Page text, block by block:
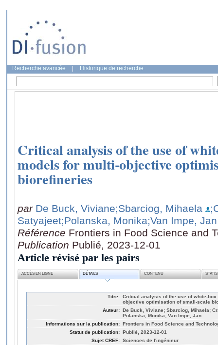
Recherche avancée Historique de recherche
Critical analysis of the use of
models for multi-objective
biorefineries
par De Buck, Viviane;Sbarciog, Mihaela
Satyajeet;Polanska, Monika;Van Impe, Jan
Référence Frontiers in Food Science and
Publication Publié, 2023-12-01
Article révisé par les pairs
ACCÈS EN LIGNE DÉTAILS CONTENU
Titre: Critical analysis of the use of white-
objective optimisation of small-scale
Auteur: De Buck, Viviane; Sbarciog, Mihaela;
Polanska, Monika; Van Impe, Jan
Informations sur la publication: Frontiers in Food Science and
Statut de publication: Publié, 2023-12-01
Sujet CREF: Sciences de l'ingénieur